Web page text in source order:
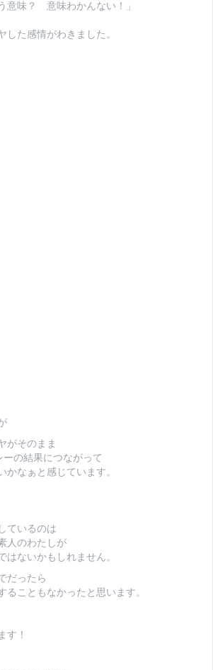
意味？ 意味わかんない！」
した感情がわきました。
がそのまま
の結果につながって
かなぁと感じています。
ているのは
人のわたしが
はないかもしれません。
だったら
ることもなかったと思います。
す！